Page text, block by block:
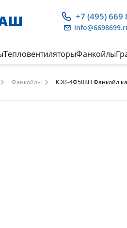
+7 (495) 669
ТепловентиляторыФанкойлы
Фанкойлы КЭВ-4Ф50КН Фанкойл